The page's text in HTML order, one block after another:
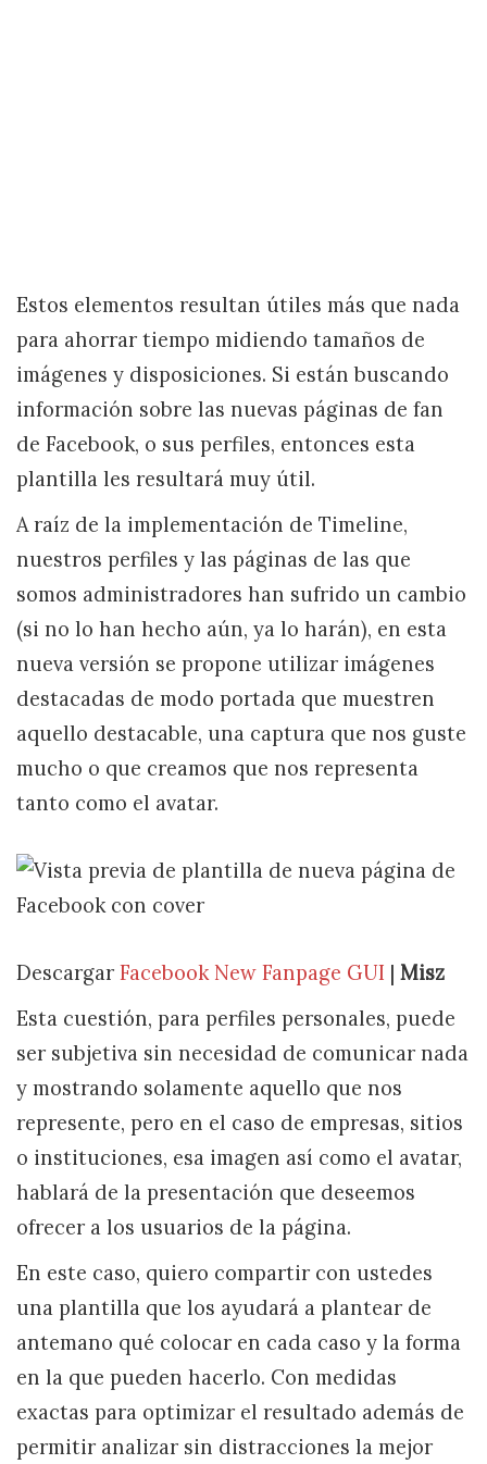
Estos elementos resultan útiles más que nada
para ahorrar tiempo midiendo tamaños de
imágenes y disposiciones. Si están buscando
información sobre las nuevas páginas de fan
de Facebook, o sus perfiles, entonces esta
plantilla les resultará muy útil.
A raíz de la implementación de Timeline,
nuestros perfiles y las páginas de las que
somos administradores han sufrido un cambio
(si no lo han hecho aún, ya lo harán), en esta
nueva versión se propone utilizar imágenes
destacadas de modo portada que muestren
aquello destacable, una captura que nos guste
mucho o que creamos que nos representa
tanto como el avatar.
Descargar Facebook New Fanpage GUI | Misz
Esta cuestión, para perfiles personales, puede
ser subjetiva sin necesidad de comunicar nada
y mostrando solamente aquello que nos
represente, pero en el caso de empresas, sitios
o instituciones, esa imagen así como el avatar,
hablará de la presentación que deseemos
ofrecer a los usuarios de la página.
En este caso, quiero compartir con ustedes
una plantilla que los ayudará a plantear de
antemano qué colocar en cada caso y la forma
en la que pueden hacerlo. Con medidas
exactas para optimizar el resultado además de
permitir analizar sin distracciones la mejor